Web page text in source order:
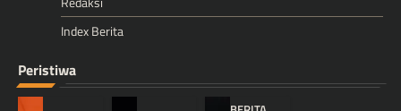
Index Berita
Peristiwa